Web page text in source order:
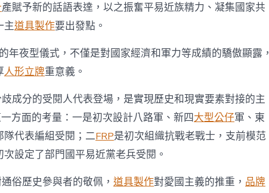
產賦予新的話語表達，以之振奮平易近族精力、凝集國家共
主道具製作要出發點。
年夜型儀式，不僅是對國家經濟和軍力等成績的驕傲顯露，
人形立牌重意義。
成分的受閱人代表登場，是實現歷史和現實要素對接的主
方面的考量：一是初次設計八路軍、新四大型公仔軍、東
代表編組受閱；二FRP是初次組織抗戰老戰士，支前模范
設定了部門國平易近黨老兵受閱。
俗歷史參與者的敬佩， 道具製作對愛國主義的推重， 品牌